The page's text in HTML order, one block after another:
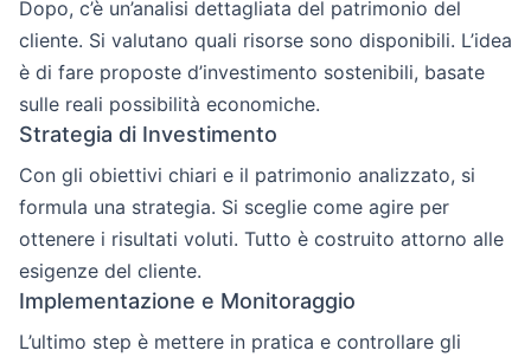
Dopo, c’è un’analisi dettagliata del patrimonio del
cliente. Si valutano quali risorse sono disponibili. L’idea
è di fare proposte d’investimento sostenibili, basate
sulle reali possibilità economiche.
Strategia di Investimento
Con gli obiettivi chiari e il patrimonio analizzato, si
formula una strategia. Si sceglie come agire per
ottenere i risultati voluti. Tutto è costruito attorno alle
esigenze del cliente.
Implementazione e Monitoraggio
L’ultimo step è mettere in pratica e controllare gli